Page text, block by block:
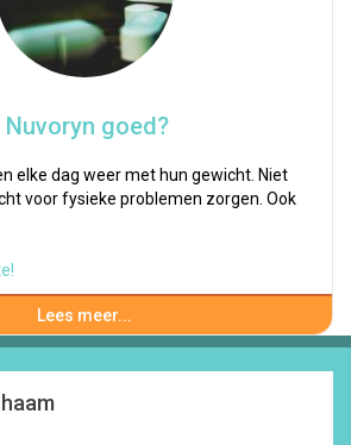
goed?
elke dag weer met hun gewicht. Niet
voor fysieke problemen zorgen. Ook
Lees meer...